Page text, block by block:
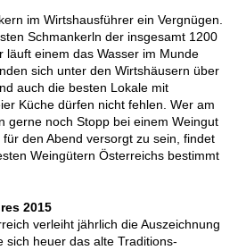
im Wirtshausführer ein Vergnügen.
Schmankerln der insgesamt 1200
läuft einem das Wasser im Munde
sich unter den Wirtshäusern über
auch die besten Lokale mit
Küche dürfen nicht fehlen. Wer am
gerne noch Stopp bei einem Weingut
den Abend versorgt zu sein, findet
Weingütern Österreichs bestimmt
2015
verleiht jährlich die Auszeichnung
sich heuer das alte Traditions-